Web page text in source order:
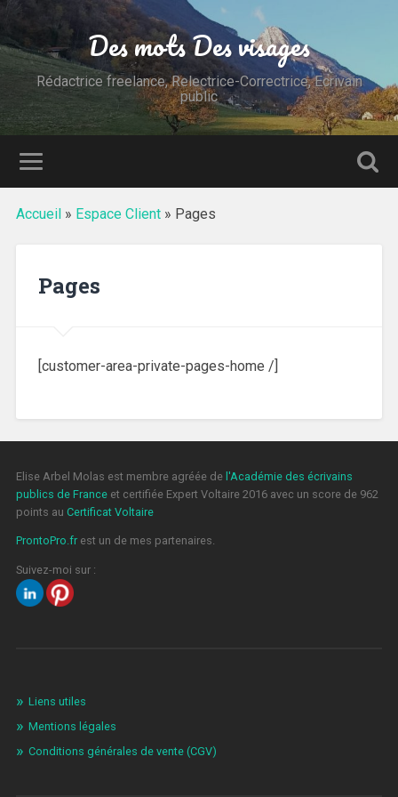
Des mots Des visages
Rédactrice freelance, Relectrice-Correctrice, Ecrivain
public
Accueil» Espace Client» Pages
Pages
[customer-area-private-pages-home /]
Elise Arbel Molas est membre agréée de l'Académie des écrivains
publics de France et certifiée Expert Voltaire 2016 avec un score de 962
points au Certificat Voltaire
ProntoPro.fr est un de mes partenaires.
Suivez-moi sur :
Liens utiles
Mentions légales
Conditions générales de vente (CGV)